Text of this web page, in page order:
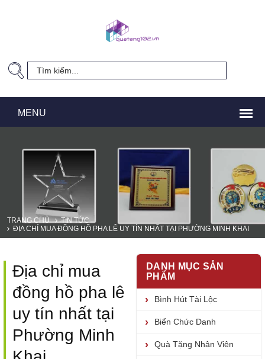
TRANG CHỦ
TIN TỨC
ĐỊA CHỈ MUA ĐỒNG HỒ PHA LÊ UY TÍN NHẤT TẠI PHƯỜNG MINH KHAI
Địa chỉ mua
đồng hồ pha lê
uy tín nhất tại
Phường Minh
DANH MỤC SẢN
PHẨM
Bình Hút Tài Lộc
Biển Chức Danh
Quà Tặng Nhân Viên